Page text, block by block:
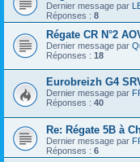
Dernier message par
Réponses : 8
Régate CR N°2
Dernier message par
Réponses : 18
Eurobreizh G4
Dernier message par
Réponses : 40
Re: Régate 5B à
Dernier message par
Réponses : 6